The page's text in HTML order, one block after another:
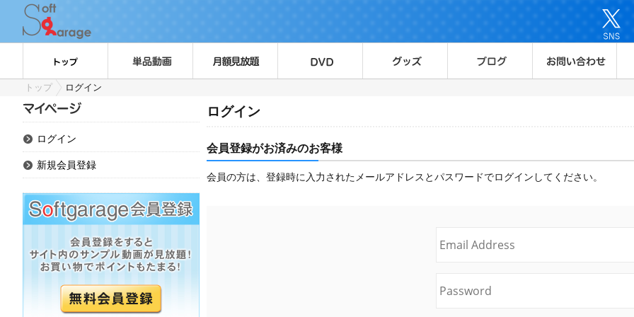
トップ ログイン
ログイン
新規会員登録
ログイン
会員登録がお済みのお客様
会員の方は、登録時に入力されたメールアドレスとパスワードでログインしてください。